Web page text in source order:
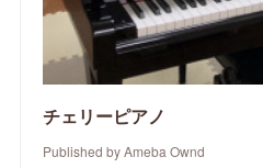
チェリーピアノ
Published by Ameba Ownd